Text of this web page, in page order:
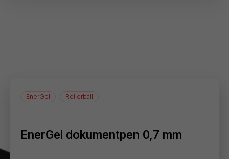
EnerGel Rollerball
EnerGel dokumentpen 0,7 mm